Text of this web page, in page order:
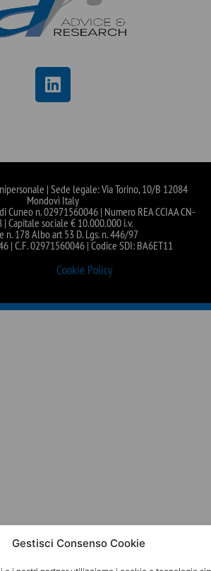
Gestisci Consenso Cookie
| Sede legale: Via Torino, 10/B 12084
Mondovì Italy
Cuneo n. 02971560046 | Numero REA CCIAA CN-
| Capitale sociale € 10.000.000 i.v.
n. 178 Albo art 53 D. Lgs. n. 446/97
| C.F. 02971560046 | Codice SDI: BA6ET11
Cookie Policy